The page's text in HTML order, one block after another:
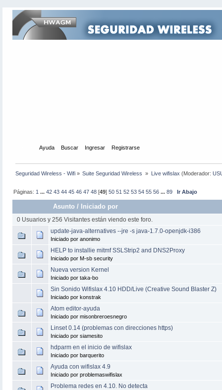
Ayuda Buscar Ingresar Registrarse
Seguridad Wireless - Wifi » Suite Seguridad Wireless » Live wifislax (Moderador:
Páginas: 1 ...42 43 44 45 46 47 48 [49]50 51 52 53 54 55 56 ...89 Ir Abajo
Asunto / Iniciado por
0 Usuarios y 256 Visitantes están viendo este foro.
update-java-alternatives --jre -s java-1.7.0-openjdk-i386
Iniciado por anonimo
HELP to installie mitmf SSLStrip2 and DNS2Proxy
Iniciado por M-sb security
Nueva version Kernel
Iniciado por taka-bo
Sin Sonido Wifislax 4.10 HDD/Live (Creative Sound Blaster Z)
Iniciado por konstrak
Atom editor-ayuda
Iniciado por misonbreroesnegro
Linset 0.14 (problemas con direcciones https)
Iniciado por siamesito
hdparm en el inicio de wifislax
Iniciado por barquerito
Ayuda con wifislax 4.9
Iniciado por problemaswifislax
Problema redes en 4.10. No detecta